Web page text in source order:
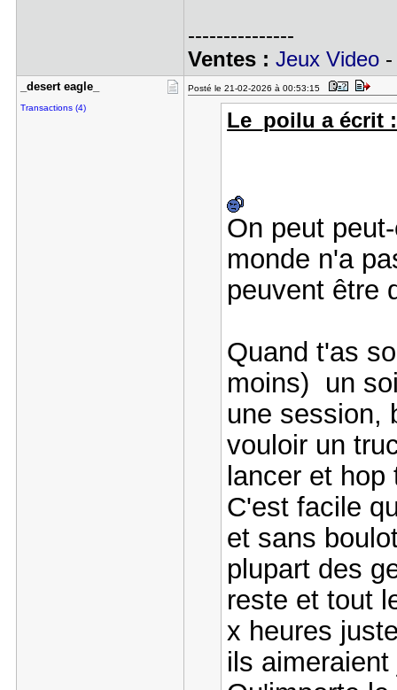
---------------
Ventes : Jeux Video
_desert ea​gle_
Transactions (4)
Posté le 21-02-2026 à 00:53:15
Le_poilu a écrit :
On peut
monde n'a
peuvent être
Quand t'as
moins) un
une session,
vouloir un
lancer et
C'est facile
et sans
plupart des
reste et tout
x heures
ils